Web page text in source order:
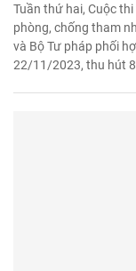
Tuần thứ hai, Cuộc
phòng, chống tham
và Bộ Tư pháp phối
22/11/2023, thu hút